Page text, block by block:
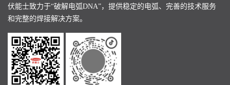
伏能士致力于“破解电弧DNA”，提供稳定的电弧、完善的技术服务
和完整的焊接解决方案。